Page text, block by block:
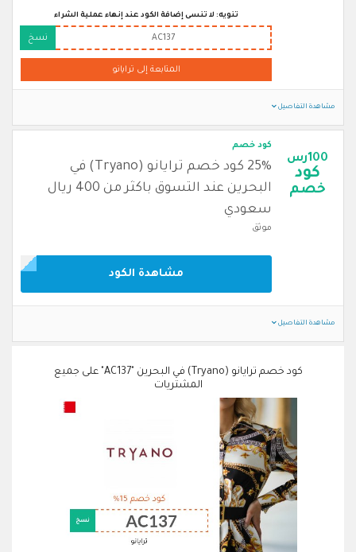
تنويه: لا تنسى إضافة الكود عند إنهاء عملية الشراء
AC137 نسخ
المتابعة إلى ترايانو
مشاهدة التفاصيل
100رس
كود
خصم
كود خصم
25% كود خصم ترايانو (Tryano) في
البحرين عند التسوق باكثر من 400 ريال
سعودي
موثق
مشاهدة الكود
مشاهدة التفاصيل
كود خصم ترايانو (Tryano) في البحرين "AC137" على جميع
المشتريات